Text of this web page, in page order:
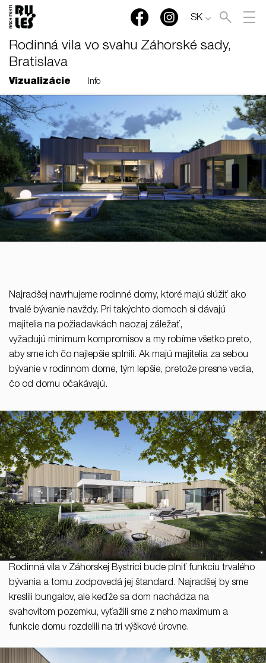
SK
Rodinná vila vo svahu Záhorské sady,
Bratislava
Vizualizácie Info
Najradšej navrhujeme rodinné domy, ktoré majú slúžiť ako
trvalé bývanie navždy. Pri takýchto domoch si dávajú
majitelia na požiadavkách naozaj záležať,
vyžadujú minimum kompromisov a my robíme všetko preto,
aby sme ich čo najlepšie splnili. Ak majú majitelia za sebou
bývanie v rodinnom dome, tým lepšie, pretože presne vedia,
čo od domu očakávajú.
Rodinná vila v Záhorskej Bystrici bude plniť funkciu trvalého
bývania a tomu zodpovedá jej štandard. Najradšej by sme
kreslili bungalov, ale keďže sa dom nachádza na
svahovitom pozemku, vyťažili sme z neho maximum a
funkcie domu rozdelili na tri výškové úrovne.
Slovensko
© RULES, s.r.o.